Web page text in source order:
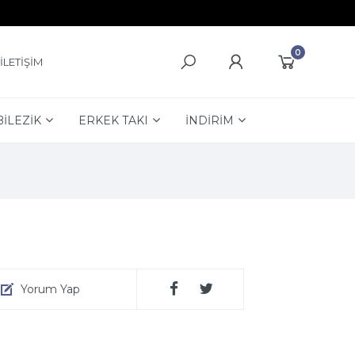
İLETİŞİM
0
ERKEK TAKI İNDİRİM
Yorum Yap